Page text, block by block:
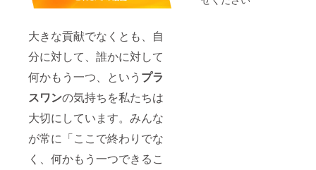
大きな貢献でなくとも、自
分に対して、誰かに対して
何かもう一つ、という プラ
スワンの気持ちを私たちは
大切にしています。みんな
が常に「ここで終わりでな
く、何かもう一つできるこ